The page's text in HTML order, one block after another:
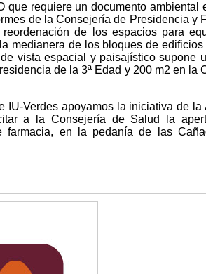
requiere un documento ambiental
de la Consejería de Presidencia y
de los espacios para
medianera de los bloques de edificios
vista espacial y paisajístico supone
de la 3ª Edad y 200 m2 en la
IU-Verdes apoyamos la iniciativa de la
a la Consejería de Salud la
farmacia, en la pedanía de las